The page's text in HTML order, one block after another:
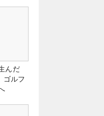
んだ
ゴルフ